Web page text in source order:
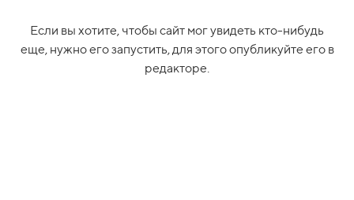
Если вы хотите, чтобы сайт мог увидеть кто-нибудь
еще, нужно его запустить, для этого опубликуйте его в
редакторе.